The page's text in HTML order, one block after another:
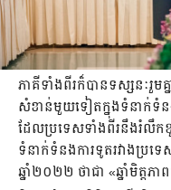
ភាគីទាំងពីរក៏បានទស្សនៈរួមគ្
សំខាន់មួយទៀតក្នុងទំនាក់ទំន
ដែលប្រទេសទាំងពីរនឹងរំលឹក
ទំនាក់ទំនងការទូតរវាងប្រទេ
ឆ្នាំ២០២២ ថាជា «ឆ្នាំមិត្តភ